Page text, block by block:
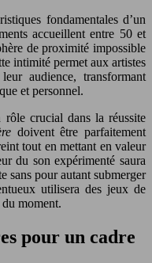
fondamentales d’un
accueillent entre 50 et
de proximité impossible
intimité permet aux artistes
audience, transformant
et personnel.
rôle crucial dans la réussite
doivent être parfaitement
tout en mettant en valeur
du son expérimenté saura
sans pour autant submerger
utilisera des jeux de
moment.
pour un cadre